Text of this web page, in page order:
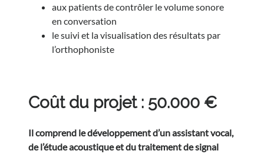
aux patients de contrôler le volume sonore
en conversation
le suivi et la visualisation des résultats par
l’orthophoniste
Coût du projet : 50.000 €
Il comprend le développement d’un assistant vocal,
de l’étude acoustique et du traitement de signal